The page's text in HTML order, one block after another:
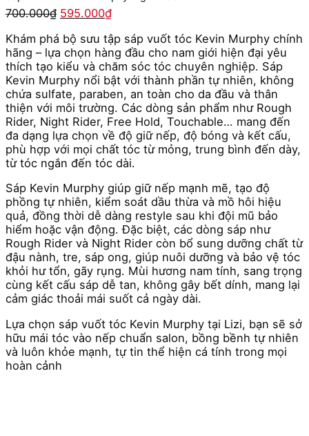
700.000₫ Giá
là:
700.000₫.
595.000₫Giá
tại
là:
595.000₫.
Khám phá bộ sưu tập sáp vuốt tóc Kevin Murphy chính
hãng – lựa chọn hàng đầu cho nam giới hiện đại yêu
thích tạo kiểu và chăm sóc tóc chuyên nghiệp. Sáp
Kevin Murphy nổi bật với thành phần tự nhiên, không
chứa sulfate, paraben, an toàn cho da đầu và thân
thiện với môi trường. Các dòng sản phẩm như Rough
Rider, Night Rider, Free Hold, Touchable… mang đến
đa dạng lựa chọn về độ giữ nếp, độ bóng và kết cấu,
phù hợp với mọi chất tóc từ mỏng, trung bình đến dày,
từ tóc ngắn đến tóc dài.
Sáp Kevin Murphy giúp giữ nếp mạnh mẽ, tạo độ
phồng tự nhiên, kiểm soát dầu thừa và mồ hôi hiệu
quả, đồng thời dễ dàng restyle sau khi đội mũ bảo
hiểm hoặc vận động. Đặc biệt, các dòng sáp như
Rough Rider và Night Rider còn bổ sung dưỡng chất từ
đậu nành, tre, sáp ong, giúp nuôi dưỡng và bảo vệ tóc
khỏi hư tổn, gãy rụng. Mùi hương nam tính, sang trọng
cùng kết cấu sáp dễ tan, không gây bết dính, mang lại
cảm giác thoải mái suốt cả ngày dài.
Lựa chọn sáp vuốt tóc Kevin Murphy tại Lizi, bạn sẽ sở
hữu mái tóc vào nếp chuẩn salon, bồng bềnh tự nhiên
và luôn khỏe mạnh, tự tin thể hiện cá tính trong mọi
hoàn cảnh